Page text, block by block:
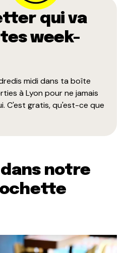
Marraine … Milie
min
dire : ma copine le Piaf Fou
en parle aussi ici […]
: le Toï-Toï à Table «
marraine !!! Et sinon je
vous !!!
qui va
week-
midi dans ta boîte
à Lyon pour ne jamais
C'est gratis, qu'est-ce que
notre